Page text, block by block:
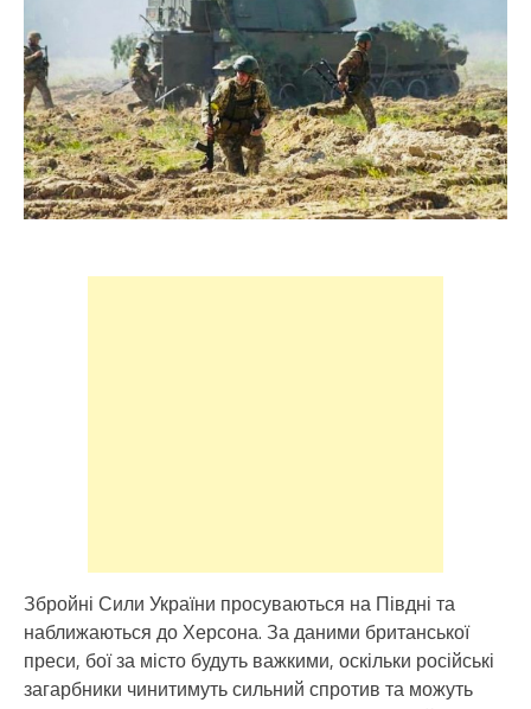
Збройні Сили України просуваються на Півдні та
наближаються до Херсона. За даними британської
преси, бої за місто будуть важкими, оскільки російські
загарбники чинитимуть сильний спротив та можуть